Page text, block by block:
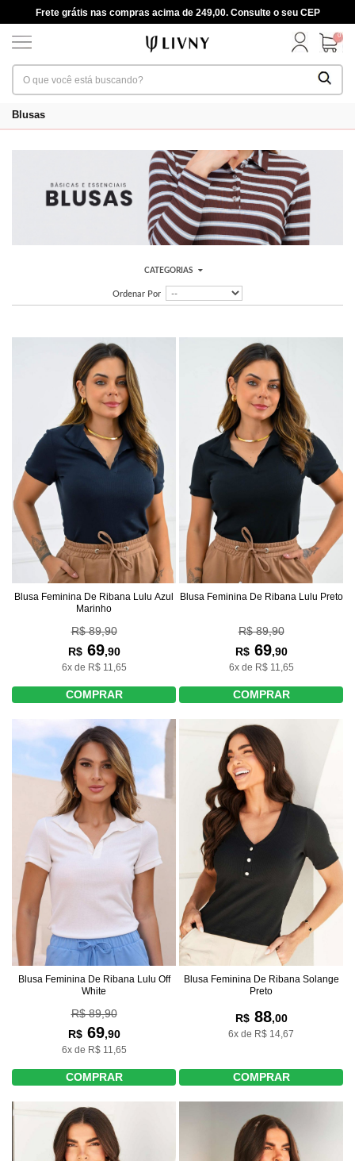
Frete grátis nas compras acima de 249,00. Consulte o seu CEP
0
Blusas
CATEGORIAS
Ordenar Por
Blusa Feminina De Ribana Lulu Azul
Marinho
R$ 89,90
R$69,90
6x de R$ 11,65
COMPRAR
Blusa Feminina De Ribana Lulu Preto
R$ 89,90
R$69,90
6x de R$ 11,65
COMPRAR
Blusa Feminina De Ribana Lulu Off
White
R$ 89,90
R$69,90
6x de R$ 11,65
COMPRAR
Blusa Feminina De Ribana Solange
Preto
R$88,00
6x de R$ 14,67
COMPRAR